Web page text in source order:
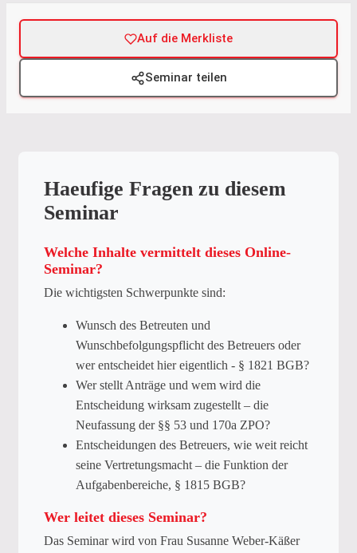
Auf die Merkliste
Seminar teilen
Haeufige Fragen zu diesem
Seminar
Welche Inhalte vermittelt dieses Online-
Seminar?
Die wichtigsten Schwerpunkte sind:
Wunsch des Betreuten und
Wunschbefolgungspflicht des Betreuers oder
wer entscheidet hier eigentlich - § 1821 BGB?
Wer stellt Anträge und wem wird die
Entscheidung wirksam zugestellt – die
Neufassung der §§ 53 und 170a ZPO?
Entscheidungen des Betreuers, wie weit reicht
seine Vertretungsmacht – die Funktion der
Aufgabenbereiche, § 1815 BGB?
Wer leitet dieses Seminar?
Das Seminar wird von Frau Susanne Weber-Käßer